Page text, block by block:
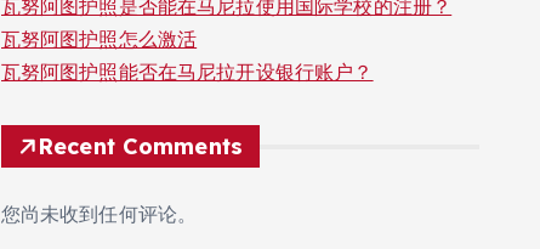
瓦努阿图护照是否能在马尼拉使用国际学校的注册？
瓦努阿图护照怎么激活
瓦努阿图护照能否在马尼拉开设银行账户？
Recent Comments
您尚未收到任何评论。